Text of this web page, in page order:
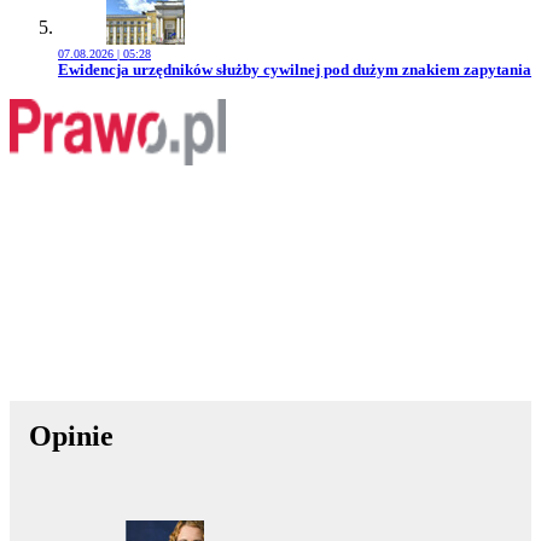
07.08.2026 | 05:28
Przejdź do artykułu:
Ewidencja urzędników służby cywilnej pod dużym znakiem zapytania
Opinie